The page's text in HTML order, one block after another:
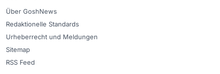
Über GoshNews
Redaktionelle Standards
Urheberrecht und Meldungen
Sitemap
RSS Feed